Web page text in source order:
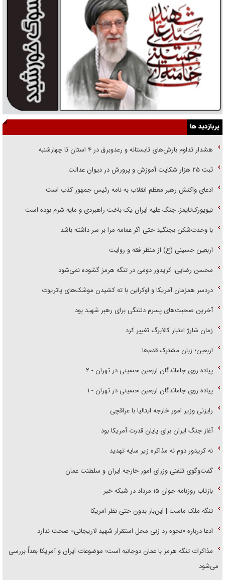
پربازدید ها
هشدار تداوم بارش‌های تابستانه و رعدوبرق در ۴ استان تا چهارشنبه
ثبت ۲۵ هزار شکایت آموزش و پرورش در دیوان عدالت
ادعای واکنش رهبر معظم انقلاب به نامه رئیس جمهور کذب است
نیویورک‌تایمز: جنگ علیه ایران یک باخت راهبردی و مایه شرم بوده است
با وحدت‌شکن بجنگید حتی اگر عمامه مرا بر سر داشته باشد
اربعین حسینی (ع) از منظر فقه و روایت
محسن رضایی: کریدور دومی در تنگه هرمز گشوده نمی‌شود
دردسر همزمان آمریکا و اوکراین با ته کشیدن موشک‌های پاتریوت
آخرین صحبت‌های پسرم دلتنگی برای رهبر شهید بود
زمان شارژ اعتبار کالابرگ تغییر کرد
اربعین؛ زبان مشترک قدم‌ها
پیاده روی جاماندگان اربعین حسینی در تهران - ۲
پیاده روی جاماندگان اربعین حسینی در تهران - ۱
رایزنی وزیر امور خارجه ایتالیا با عراقچی
آغاز جنگ ایران برای پایان قدرت آمریکا بود
نه کریدور دوم نه مذاکره زیر سایه تهدید
گفت‌وگوی تلفنی وزرای امور خارجه ایران و سلطنت عمان
بازتاب روزنامه جوان ۱۵ مرداد در شبکه خبر
تنگه ملک ماست | این‌بار بدون حتی نظر امریکا
ادعا درباره «نحوه رد زنی محل استقرار شهید لاریجانی» صحت ندارد
مذاکرات تنگه هرمز با عمان دوجانبه است؛ موضوعات ایران و آمریکا بعداً بررسی
می‌شود